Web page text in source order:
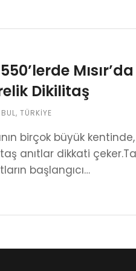
Dikilitaş
, TÜRKIYE
birçok büyük
anıtlar dikkati
başlangıcı…